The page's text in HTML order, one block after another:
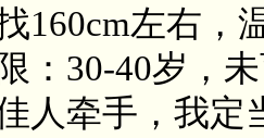
160cm左右，
：30-40岁，
人牵手，我定